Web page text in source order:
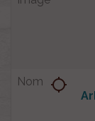
location_searching